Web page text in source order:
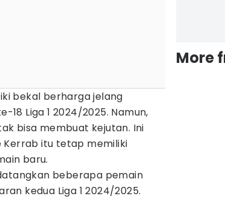
bekal berharga jelang
Liga 1 2024/2025. Namun,
bisa membuat kejutan. Ini
Kerrab itu tetap memiliki
baru.
beberapa pemain
kedua Liga 1 2024/2025.
More